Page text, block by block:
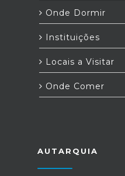
Onde Dormir
Instituições
Locais a Visitar
Onde Comer
AUTARQUIA